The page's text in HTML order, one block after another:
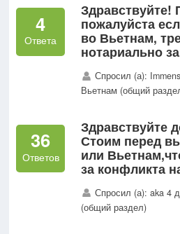
4
Ответа
Здравствуйте!
пожалуйста
во Вьетнам,
нотариально
Спросил (а):
Вьетнам (общий
36
Ответов
Здравствуйте
Стоим перед
или
за конфликта
район выбрать
Спросил (а): aka 4
(общий раздел)